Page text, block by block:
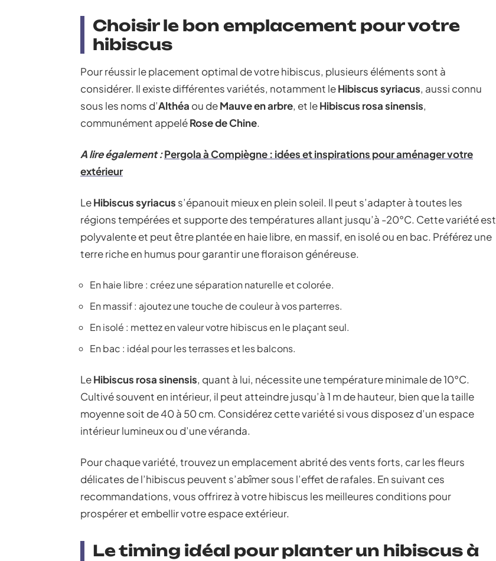
Choisir le bon emplacement pour votre
hibiscus
Pour réussir le placement optimal de votre hibiscus, plusieurs éléments sont à
considérer. Il existe différentes variétés, notamment leHibiscus syriacus, aussi connu
sous les noms d’Althéa ou deMauve en arbre, et leHibiscus rosa sinensis,
communément appeléRose de Chine.
A lire également :Pergola à Compiègne : idées et inspirations pour aménager votre
extérieur
LeHibiscus syriacus s’épanouit mieux en plein soleil. Il peut s’adapter à toutes les
régions tempérées et supporte des températures allant jusqu’à -20°C. Cette variété est
polyvalente et peut être plantée en haie libre, en massif, en isolé ou en bac. Préférez une
terre riche en humus pour garantir une floraison généreuse.
En haie libre : créez une séparation naturelle et colorée.
En massif : ajoutez une touche de couleur à vos parterres.
En isolé : mettez en valeur votre hibiscus en le plaçant seul.
En bac : idéal pour les terrasses et les balcons.
LeHibiscus rosa sinensis, quant à lui, nécessite une température minimale de 10°C.
Cultivé souvent en intérieur, il peut atteindre jusqu’à 1 m de hauteur, bien que la taille
moyenne soit de 40 à 50 cm. Considérez cette variété si vous disposez d’un espace
intérieur lumineux ou d’une véranda.
Pour chaque variété, trouvez un emplacement abrité des vents forts, car les fleurs
délicates de l’hibiscus peuvent s’abîmer sous l’effet de rafales. En suivant ces
recommandations, vous offrirez à votre hibiscus les meilleures conditions pour
prospérer et embellir votre espace extérieur.
Le timing idéal pour planter un hibiscus à